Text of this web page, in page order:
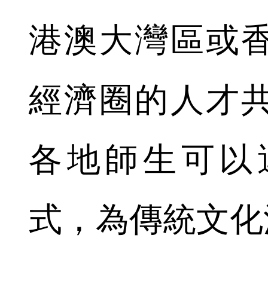
港澳大灣區或
經濟圈的人才
各地師生可
式，為傳統文